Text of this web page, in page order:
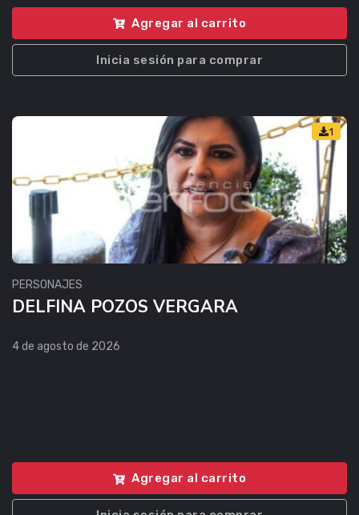
Agregar al carrito
Inicia sesión para comprar
1
PERSONAJES
DELFINA POZOS VERGARA
4 de agosto de 2026
Agregar al carrito